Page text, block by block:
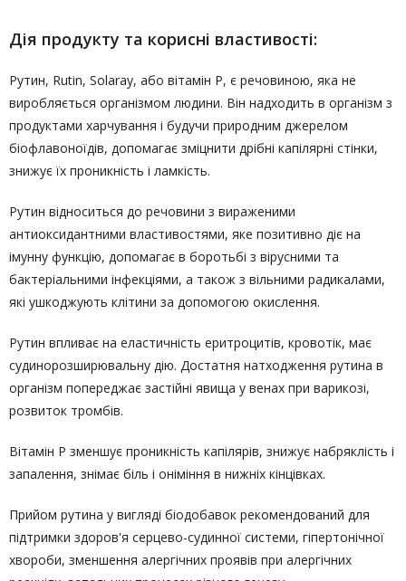
Дія продукту та корисні властивості:
Рутин, Rutin, Solaray, або вітамін Р, є речовиною, яка не
виробляється організмом людини. Він надходить в організм з
продуктами харчування і будучи природним джерелом
біофлавоноїдів, допомагає зміцнити дрібні капілярні стінки,
знижує їх проникність і ламкість.
Рутин відноситься до речовини з вираженими
антиоксидантними властивостями, яке позитивно діє на
імунну функцію, допомагає в боротьбі з вірусними та
бактеріальними інфекціями, а також з вільними радикалами,
які ушкоджують клітини за допомогою окислення.
Рутин впливає на еластичність еритроцитів, кровотік, має
судинорозширювальну дію. Достатня натходження рутина в
організм попереджає застійні явища у венах при варикозі,
розвиток тромбів.
Вітамін Р зменшує проникність капілярів, знижує набряклість і
запалення, знімає біль і оніміння в нижніх кінцівках.
Прийом рутина у вигляді біодобавок рекомендований для
підтримки здоров'я серцево-судинної системи, гіпертонічної
хвороби, зменшення алергічних проявів при алергічних